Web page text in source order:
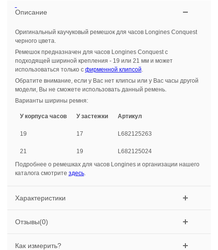
Описание
Оригинальный каучуковый ремешок для часов Longines Conquest
черного цвета.
Ремешок предназначен для часов Longines Conquest с
подходящей шириной крепления - 19 или 21 мм и может
использоваться только с фирменной клипсой.
Обратите внимание, если у Вас нет клипсы или у Вас часы другой
модели, Вы не сможете использовать данный ремень.
Варианты ширины ремня:
У корпуса часов У застежки Артикул
19 17 L682125263
21 19
L682125024
Подробнее о ремешках для часов Longines и организации нашего
каталога смотрите здесь.
Характеристики
Отзывы(0)
Как измерить?